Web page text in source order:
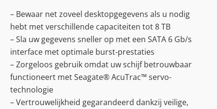
– Bewaar net zoveel desktopgegevens als u nodig
hebt met verschillende capaciteiten tot 8 TB
– Sla uw gegevens sneller op met een SATA 6 Gb/s
interface met optimale burst-prestaties
– Zorgeloos gebruik omdat uw schijf betrouwbaar
functioneert met Seagate® AcuTrac™ servo-
technologie
– Vertrouwelijkheid gegarandeerd dankzij veilige,